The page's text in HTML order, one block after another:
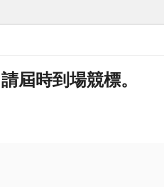
屆時到場競標。